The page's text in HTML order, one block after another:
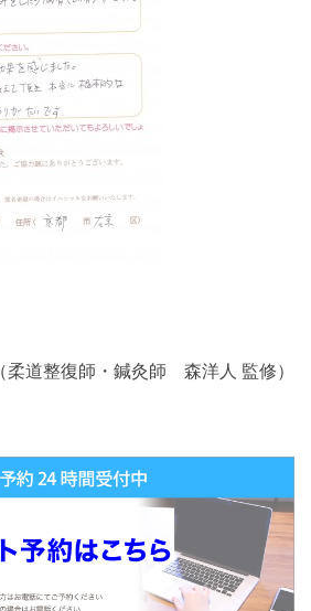
（柔道整復師・鍼灸師 森洋人 監修）